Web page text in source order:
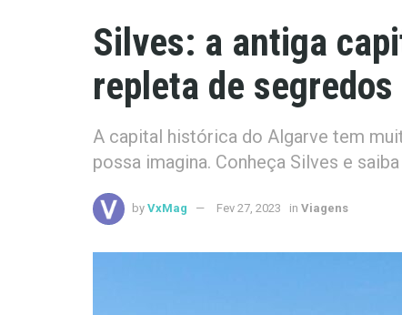
Silves: a antiga
repleta de
A capital histórica do Algarve tem
possa imagina. Conheça Silves e
by VxMag Fev 27, 2023 in Viagens